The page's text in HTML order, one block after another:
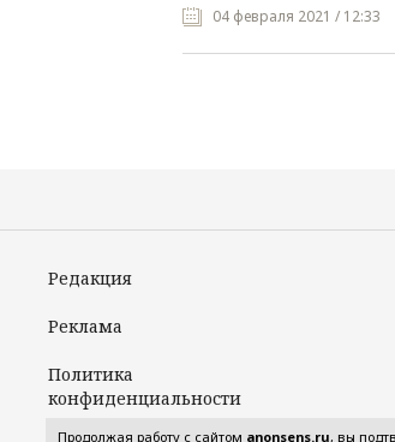
04 февраля 2021 / 12:33
Редакция
Реклама
Политика
конфиденциальности
Продолжая работу с сайтом anonsens.ru, вы